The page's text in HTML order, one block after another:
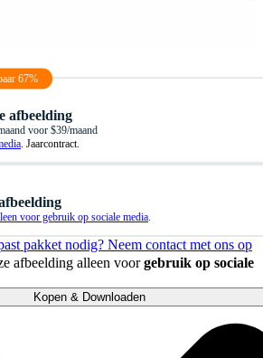
67%
afbeelding
voor $39/maand
. Jaarcontract.
voor gebruik op sociale media.
pakket nodig? Neem contact met ons op
afbeelding alleen voorgebruik op sociale
Kopen & Downloaden